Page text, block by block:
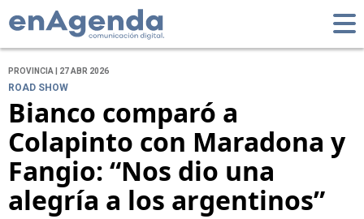
PROVINCIA | 27 ABR 2026
ROAD SHOW
Bianco comparó a
Colapinto con Maradona y
Fangio: “Nos dio una
alegría a los argentinos”